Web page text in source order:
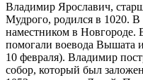
Владимир Ярославич,
Мудрого, родился в 1020. В
наместником в Новгороде.
помогали воевода Вышата
10 февраля). Владимир
собор, который был